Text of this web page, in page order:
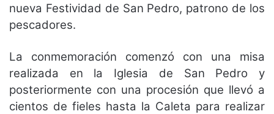
nueva Festividad de San Pedro, patrono de los
pescadores.
La conmemoración comenzó con una misa
realizada en la Iglesia de San Pedro y
posteriormente con una procesión que llevó a
cientos de fieles hasta la Caleta para realizar